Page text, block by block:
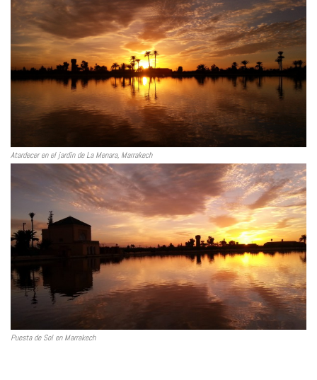
Atardecer en el jardín de La Menara, Marrakech
Puesta de Sol en Marrakech